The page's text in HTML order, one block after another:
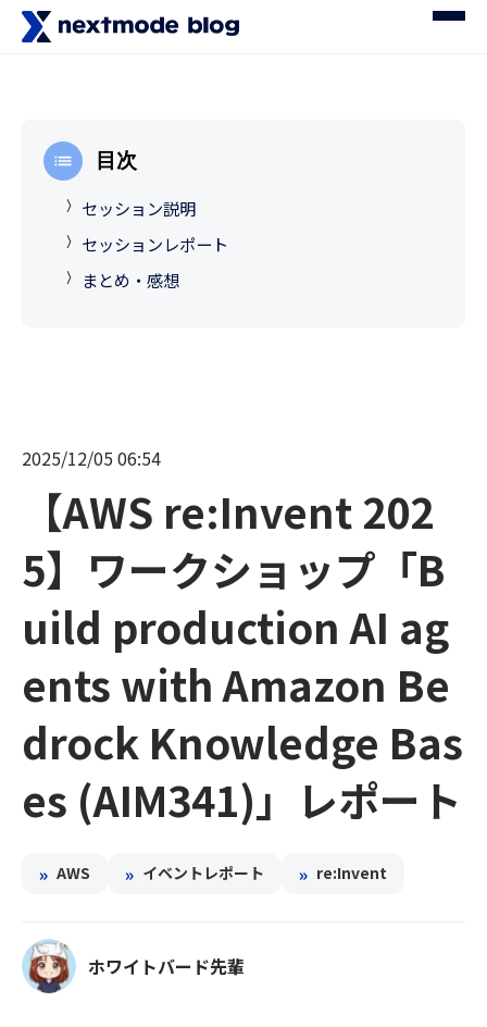
目次
セッション説明
セッションレポート
まとめ・感想
2025/12/05 06:54
【AWS re:Invent 202
5】ワークショップ「B
uild production AI ag
ents with Amazon Be
drock Knowledge Bas
es (AIM341)」レポート
» AWS » イベントレポート » re:Invent
ホワイトバード先輩